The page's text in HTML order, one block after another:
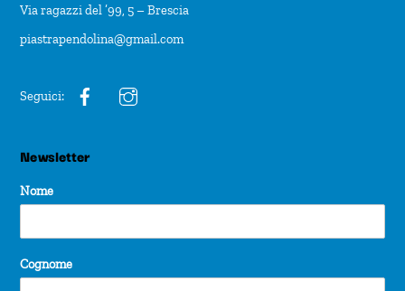
Via ragazzi del ’99, 5 – Brescia
piastrapendolina@gmail.com
Seguici:
Newsletter
Nome
Cognome